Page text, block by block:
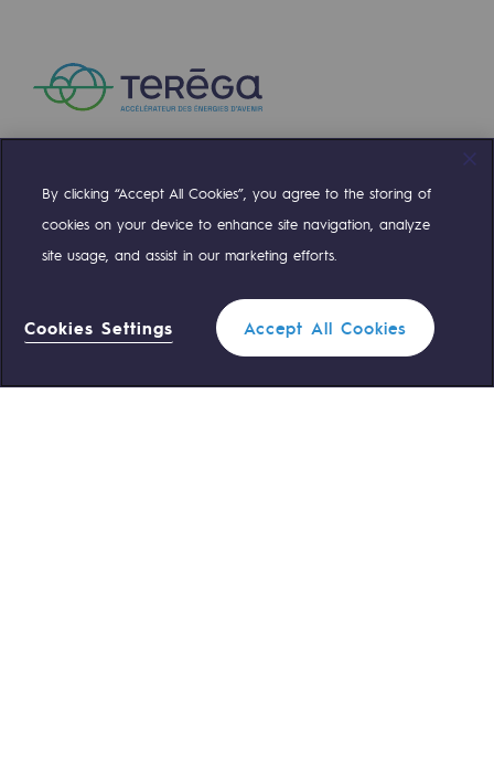
Compte TwitterCompte Facebook
Compte LinkedinCompte Youtube
Standard Teréga 0 559 133 400
By clicking “Accept All Cookies”, you agree to the storing of
cookies on your device to enhance site navigation, analyze
site usage, and assist in our marketing efforts.
Cookies Settings Accept All Cookies